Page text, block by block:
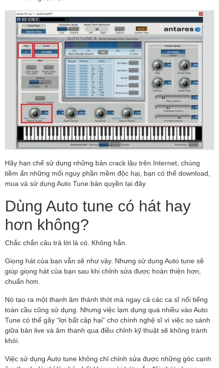
Hãy hạn chế sử dụng những bản crack lậu trên Internet, chúng
tiềm ẩn những mối nguy phần mềm độc hại, bạn có thể download,
mua và sử dụng Auto Tune bản quyền tại đây
Dùng Auto tune có hát hay
hơn không?
Chắc chắn câu trả lời là có. Không hẳn.
Giọng hát của bạn vẫn sẽ như vậy. Nhưng sử dụng Auto tune sẽ
giúp giọng hát của bạn sau khi chỉnh sửa được hoàn thiện hơn,
chuẩn hơn.
Nó tạo ra một thanh âm thánh thót mà ngay cả các ca sĩ nổi tiếng
toàn cầu cũng sử dụng. Nhưng việc lạm dụng quá nhiều vào Auto
Tune có thể gây “lợi bất cập hại” cho chính nghệ sĩ vì việc so sánh
giữa bản live và âm thanh qua điều chỉnh kỹ thuật sẽ không tránh
khỏi.
Việc sử dụng Auto tune không chỉ chỉnh sửa được những góc cạnh